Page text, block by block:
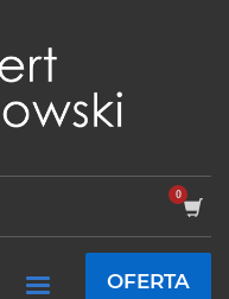
OFERTA